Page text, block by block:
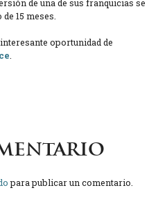
de una de sus franquicias se
15 meses.
oportunidad de
para publicar un comentario.